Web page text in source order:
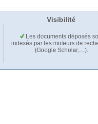
Visibilité
Les documents déposés
indexés par les moteurs de
(Google Scholar,…).